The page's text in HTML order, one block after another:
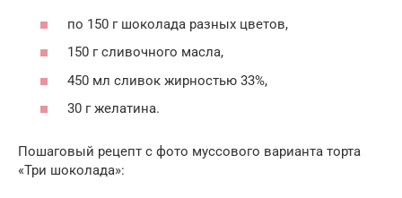
по 150 г шоколада разных цветов,
150 г сливочного масла,
450 мл сливок жирностью 33%,
30 г желатина.
Пошаговый рецепт с фото муссового варианта торта
«Три шоколада»: